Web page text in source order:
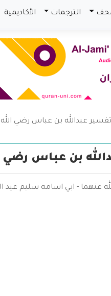
الترجمات الأكاديمية
عبدالله بن عباس رضي
بن عباس رضي
- ابي اسامه سليم عيد